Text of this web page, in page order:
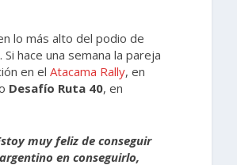
lo más alto del podio de
. Si hace una semana la pareja
en elAtacama Rally, en
Desafío Ruta 40, en
muy feliz de conseguir
en conseguirlo,